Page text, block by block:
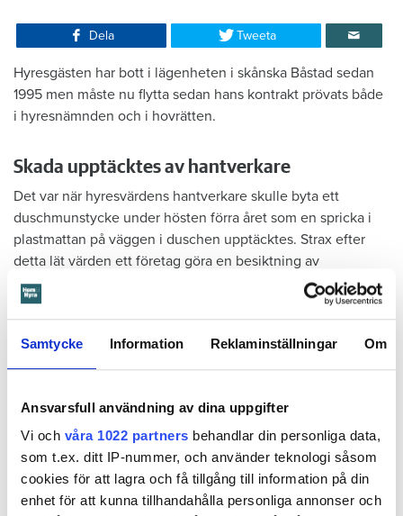
Samtycke Information Reklaminställningar Om
Ansvarsfull användning av dina uppgifter
Vi och våra 1022 partners behandlar din personliga data,
som t.ex. ditt IP-nummer, och använder teknologi såsom
cookies för att lagra och få tillgång till information på din
enhet för att kunna tillhandahålla personliga annonser och
Dela Tweeta
Hyresgästen har bott i lägenheten i skånska Båstad sedan
1995 men måste nu flytta sedan hans kontrakt prövats både
i hyresnämnden och i hovrätten.
Skada upptäcktes av hantverkare
Det var när hyresvärdens hantverkare skulle byta ett
duschmunstycke under hösten förra året som en spricka i
plastmattan på väggen i duschen upptäcktes. Strax efter
detta lät värden ett företag göra en besiktning av
badrummet. Då upptäcktes att vatten läckt från den trasiga
svetsskarven under en längre tid och orsakat omfattande
kallade vårdplikt (se faktaruta). Eftersom han inte gick med
på att flytta fick hyresnämnden i Malmö pröva
uppsägningen.